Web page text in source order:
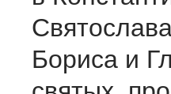
Бориса и